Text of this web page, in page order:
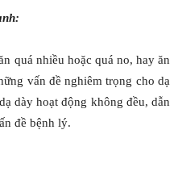
quá nhiều hoặc quá no, hay ăn
vấn đề nghiêm trọng cho dạ
dày hoạt động không đều, dẫn
đề bệnh lý.